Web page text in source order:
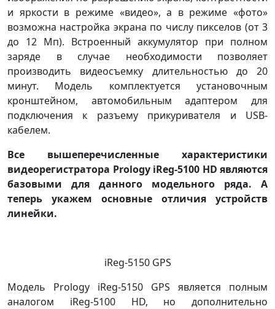
и яркости в режиме «видео», а в режиме «фото»
возможна настройка экрана по числу пикселов (от 3
до 12 Мп). Встроенный аккумулятор при полном
заряде в случае необходимости позволяет
производить видеосъемку длительностью до 20
минут. Модель комплектуется установочным
кронштейном, автомобильным адаптером для
подключения к разъему прикуривателя и USB-
кабелем.
Все вышеперечисленные характеристики
видеорегистратора Prology iReg-5100 HD являются
базовыми для данного модельного ряда. А
теперь укажем основные отличия устройств
линейки.
iReg-5150 GPS
Модель Prology iReg-5150 GPS является полным
аналогом iReg-5100 HD, но дополнительно